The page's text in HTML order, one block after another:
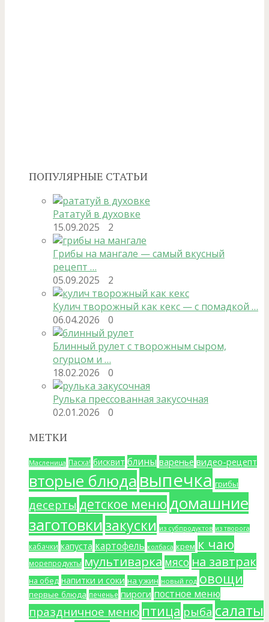
ПОПУЛЯРНЫЕ СТАТЬИ
Рататуй в духовке
15.09.2025
2
Грибы на мангале — самый вкусный
рецепт …
05.09.2025
2
Кулич творожный как кекс — с помадкой …
06.04.2026
0
Блинный рулет с творожным сыром,
огурцом и …
18.02.2026
0
Рулька прессованная закусочная
02.01.2026
0
МЕТКИ
Масленица Пасха! бисквит блины варенье видео-рецепт
вторые блюдавыпечка грибы
десерты детское меню домашние
заготовкизакуски из субпродуктов из творога
кабачки капуста картофель колбаса крем к чаю
морепродукты мультиварка мясо на завтрак
на обед напитки и соки на ужин новый год овощи
первые блюда печенье пироги постное меню
праздничное меню птица рыба салаты